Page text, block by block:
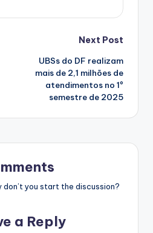
Next Post
UBSs do DF realizam
mais de 2,1 milhões de
atendimentos no 1º
semestre de 2025
don’t you start the discussion?
a Reply